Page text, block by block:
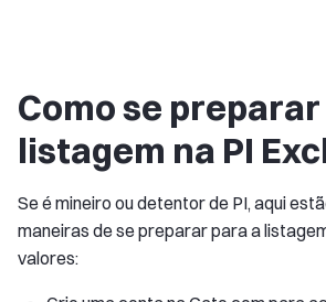
Como se
listagem na PI
Se é mineiro ou detentor de PI, aqui
maneiras de se preparar para a
valores: